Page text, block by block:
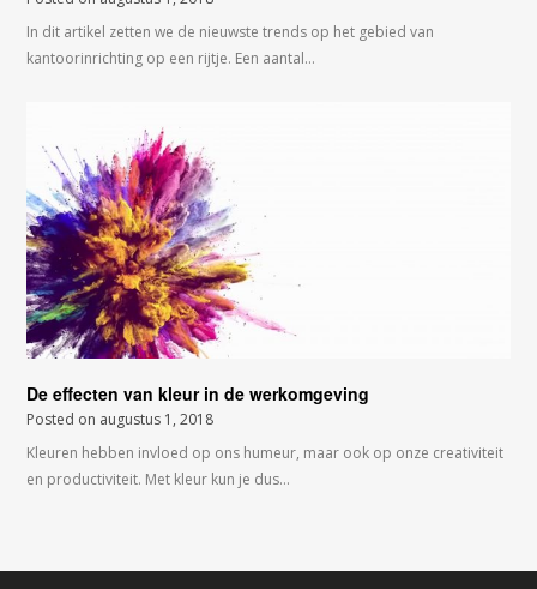
In dit artikel zetten we de nieuwste trends op het gebied van
kantoorinrichting op een rijtje. Een aantal…
De effecten van kleur in de werkomgeving
Posted on augustus 1, 2018
Kleuren hebben invloed op ons humeur, maar ook op onze creativiteit
en productiviteit. Met kleur kun je dus…